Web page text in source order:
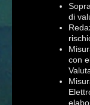
di
con